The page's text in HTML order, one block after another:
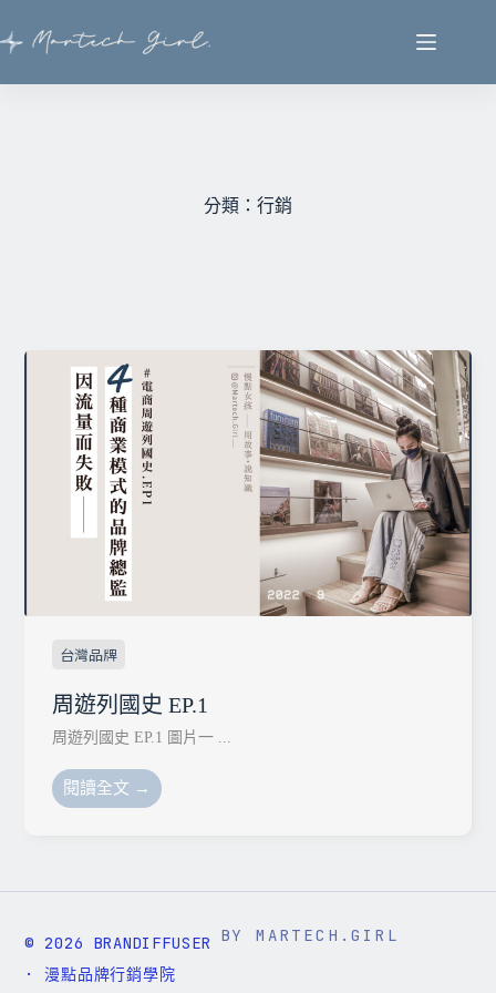
分類：行銷
台灣品牌
周遊列國史 EP.1
周遊列國史 EP.1 圖片一 ...
閱讀全文 →
© 2026 BRANDIFFUSER
· 漫點品牌行銷學院
BY MARTECH.GIRL